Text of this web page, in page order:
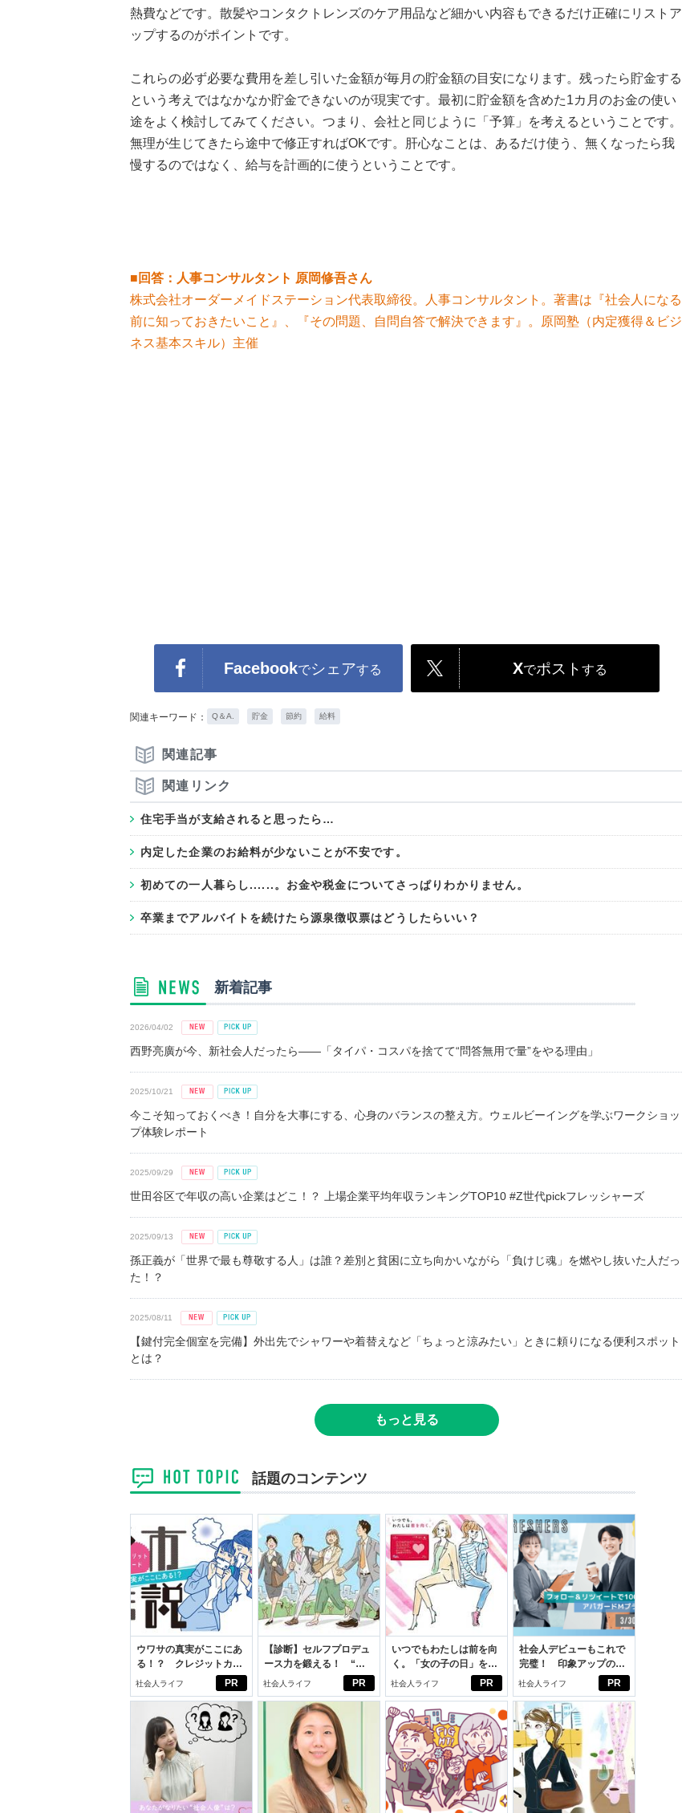
熱費などです。散髪やコンタクトレンズのケア用品など細かい内容もできるだけ正確にリストア
ップするのがポイントです。
これらの必ず必要な費用を差し引いた金額が毎月の貯金額の目安になります。残ったら貯金する
という考えではなかなか貯金できないのが現実です。最初に貯金額を含めた1カ月のお金の使い
途をよく検討してみてください。つまり、会社と同じように「予算」を考えるということです。
無理が生じてきたら途中で修正すればOKです。肝心なことは、あるだけ使う、無くなったら我
慢するのではなく、給与を計画的に使うということです。
■回答：人事コンサルタント 原岡修吾さん
株式会社オーダーメイドステーション代表取締役。人事コンサルタント。著書は『社会人になる
前に知っておきたいこと』、『その問題、自問自答で解決できます』。原岡塾（内定獲得＆ビジ
ネス基本スキル）主催
Facebookでシェアする Xでポスト する
関連キーワード： Q＆A. 貯金 節約 給料
関連記事
関連リンク
住宅手当が支給されると思ったら…
内定した企業のお給料が少ないことが不安です。
初めての一人暮らし......。お金や税金についてさっぱりわかりません。
卒業までアルバイトを続けたら源泉徴収票はどうしたらいい？
新着記事
2026/04/02
西野亮廣が今、新社会人だったら――「タイパ・コスパを捨てて“問答無用で量”をやる理由」
2025/10/21
今こそ知っておくべき！自分を大事にする、心身のバランスの整え方。ウェルビーイングを学ぶワークショッ
プ体験レポート
2025/09/29
世田谷区で年収の高い企業はどこ！？ 上場企業平均年収ランキングTOP10 #Z世代pickフレッシャーズ
2025/09/13
孫正義が「世界で最も尊敬する人」は誰？差別と貧困に立ち向かいながら「負けじ魂」を燃やし抜いた人だっ
た！？
2025/08/11
【鍵付完全個室を完備】外出先でシャワーや着替えなど「ちょっと涼みたい」ときに頼りになる便利スポット
とは？
もっと見る
話題のコンテンツ
PR
ウワサの真実がここにあ
る！？ クレジットカー
ドの都市伝説
社会人ライフ PR
【診断】セルフプロデュ
ース力を鍛える！ “ジ
ブン観”診断
社会人ライフ PR
いつでもわたしは前を向
く。「女の子の日」を前
向きに♪社会人エリ・大
社会人ライフ PR
社会人デビューもこれで
完璧！ 印象アップのセ
ルフプロデュース術
社会人ライフ